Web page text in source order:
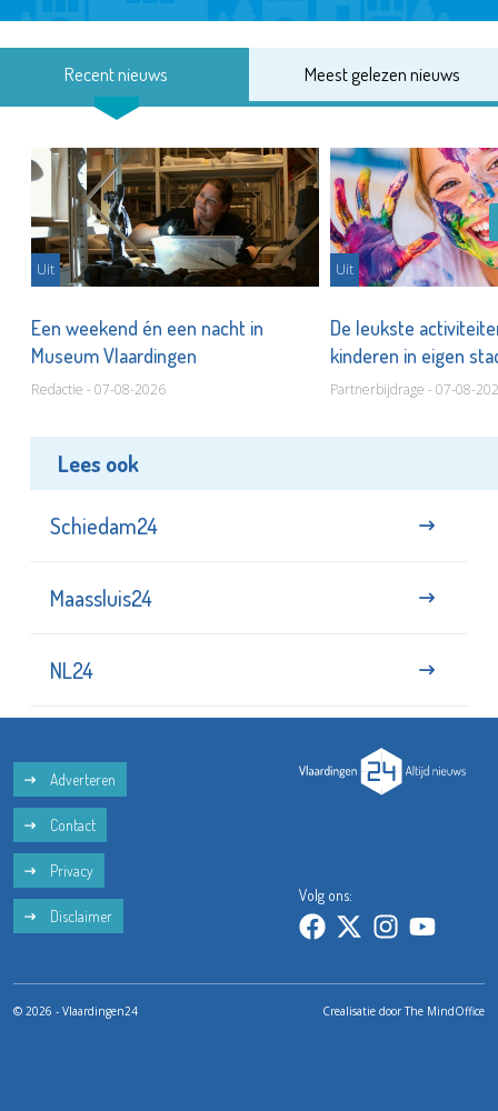
Recent nieuws Meest gelezen nieuws
Uit
Een weekend én een nacht in
Museum Vlaardingen
Redactie - 07-08-2026
Uit
De leukste
kinderen in eigen
Partnerbijdrage - 07-08-
Lees ook
Schiedam24
Maassluis24
NL24
Adverteren
Contact
Privacy
Disclaimer
Volg ons:
© 2026 - Vlaardingen24 Crealisatie doorThe MindOffice